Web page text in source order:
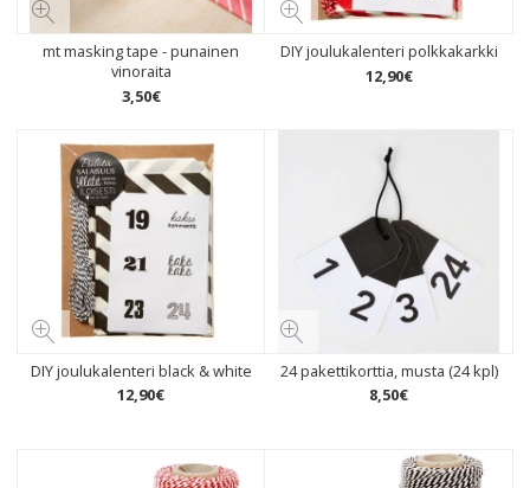
mt masking tape - punainen
vinoraita
3,50€
DIY joulukalenteri polkkakarkki
12,90€
DIY joulukalenteri black & white
12,90€
24 pakettikorttia, musta (24 kpl)
8,50€